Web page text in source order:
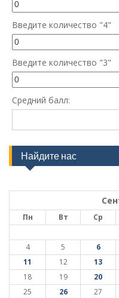
Введите количество "4"
Введите количество "3"
Средний балл:
Найдите нас
Пн Вт Ср
4
5 6
11
12 13
18
19 20
25
26 27